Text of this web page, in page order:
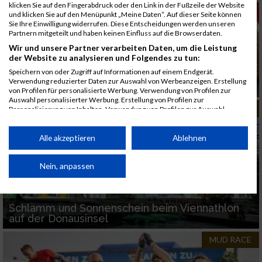
Are you ready to beat the citys
MUD RACE
Schlamm und Sonnenschein beim Viennathlon
auf der Donausinsel
MUD RACE
klicken Sie auf den Fingerabdruck oder den Link in der Fußzeile der Website
und klicken Sie auf den Menüpunkt „Meine Daten“. Auf dieser Seite können
Sie Ihre Einwilligung widerrufen. Diese Entscheidungen werden unseren
Partnern mitgeteilt und haben keinen Einfluss auf die Browserdaten.
Wir und unsere Partner verarbeiten Daten, um die Leistung
der Website zu analysieren und Folgendes zu tun:
Speichern von oder Zugriff auf Informationen auf einem Endgerät.
Verwendung reduzierter Daten zur Auswahl von Werbeanzeigen. Erstellung
von Profilen für personalisierte Werbung. Verwendung von Profilen zur
Auswahl personalisierter Werbung. Erstellung von Profilen zur
Personalisierung von Inhalten. Verwendung von Profilen zur Auswahl
Performance von Inhalten. Analyse von Zielgruppen durch Statistiken oder
Kombinationen von Daten aus verschiedenen Quellen. Entwicklung und
von Inhalten.
Daten können außerhalb der Europäischen Union weitergegeben und in die
Website/App.
Partnerliste anzeigen (1 IAB-Anbieter)
Wir nutzen Ihre Daten für folgende Zwecke:
IAB-Verarbeitungszwecke:
Alle akzeptieren Ablehnen
Nein, anpassen